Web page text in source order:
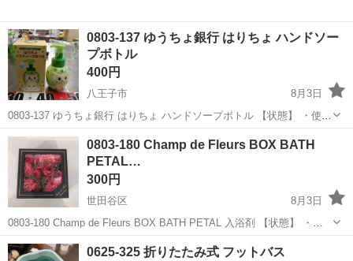
0803-137 ゆうちょ銀行 はりちょ ハンドソー
プボトル
400円
八王子市
8月3日
0803-137 ゆうちょ銀行 はりちょ ハンドソープボトル 【状態】 ・使用
に伴う多少のスレ、キズ、落としきれない汚れなどございます ・詳細
は現地でご確認ください ・お値引きは出来かねますのでご了承願いま
す...
東京 八王子市
0803-180 Champ de Fleurs BOX BATH
PETAL…
300円
世田谷区
8月3日
0803-180 Champ de Fleurs BOX BATH PETAL 入浴剤 【状態】 ・使
用に伴う多少のスレ、キズ、落としきれない汚れなどございます ・詳
細は現地でご確認ください ・お値引きは出来...
東京 世田谷区 家庭用品 入浴剤
0625-325 折りたたみ式 フットバス